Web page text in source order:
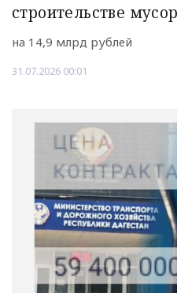
строительстве
на 14,9 млрд рублей
31.07.2026 00:01